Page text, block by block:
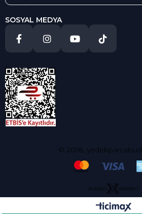
SOSYAL MEDYA
© 2018,